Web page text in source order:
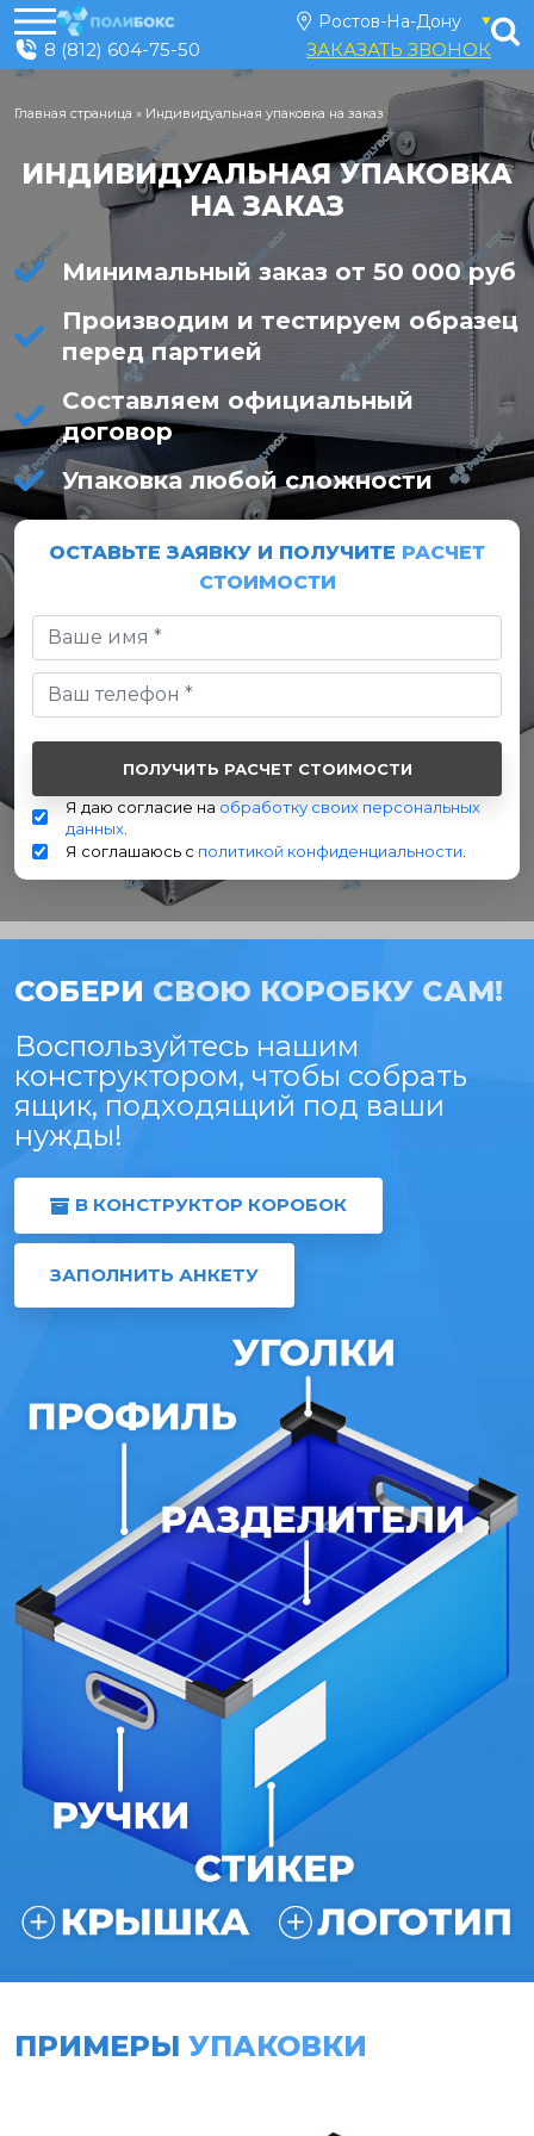
8 (812) 604-75-50 ЗАКАЗАТЬ ЗВОНОК
Главная страница » Индивидуальная упаковка на заказ
ИНДИВИДУАЛЬНАЯ УПАКОВКА
НА ЗАКАЗ
Минимальный заказ от 50 000 руб
Производим и тестируем образец
перед партией
Составляем официальный
договор
Упаковка любой сложности
ОСТАВЬТЕ ЗАЯВКУ И ПОЛУЧИТЕ РАСЧЕТ
СТОИМОСТИ
Я даю согласие на обработку своих персональных
данных
Я соглашаюсь с политикой конфиденциальности
СОБЕРИ СВОЮ КОРОБКУ САМ!
Воспользуйтесь нашим
конструктором, чтобы собрать
ящик, подходящий под ваши
нужды!
В КОНСТРУКТОР КОРОБОК
ЗАПОЛНИТЬ АНКЕТУ
ПРИМЕРЫ УПАКОВКИ